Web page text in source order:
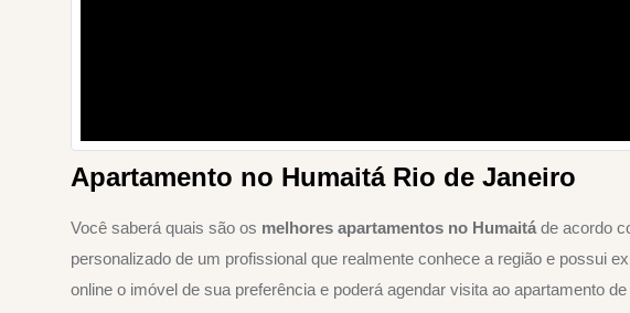
Apartamento no Humaitá Rio de Janeiro
Você saberá quais são os melhores apartamentos no Humaitá de acordo
personalizado de um profissional que realmente conhece a região e possui
online o imóvel de sua preferência e poderá agendar visita ao apartamento